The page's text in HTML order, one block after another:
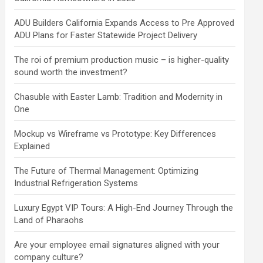
ADU Builders California Expands Access to Pre Approved
ADU Plans for Faster Statewide Project Delivery
The roi of premium production music – is higher-quality
sound worth the investment?
Chasuble with Easter Lamb: Tradition and Modernity in
One
Mockup vs Wireframe vs Prototype: Key Differences
Explained
The Future of Thermal Management: Optimizing
Industrial Refrigeration Systems
Luxury Egypt VIP Tours: A High-End Journey Through the
Land of Pharaohs
Are your employee email signatures aligned with your
company culture?